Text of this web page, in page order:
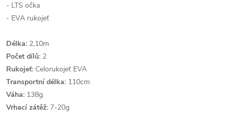
- LTS očka
- EVA rukojeť
Délka: 2,10m
Počet dílů: 2
Rukojeť: Celorukojeť EVA
Transportní délka: 110cm
Váha: 138g
Vrhací zátěž: 7-20g